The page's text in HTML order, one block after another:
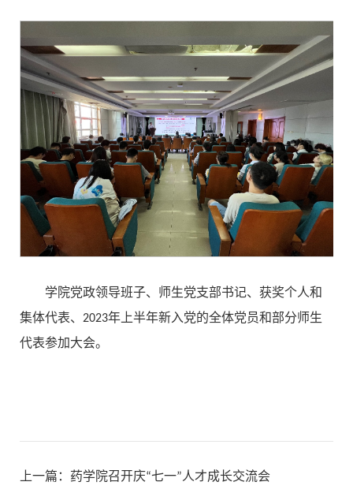
学院党政领导班子、师生党支部书记、获奖个人和
集体代表、2023年上半年新入党的全体党员和部分师生
代表参加大会。
上一篇： 药学院召开庆“七一”人才成长交流会